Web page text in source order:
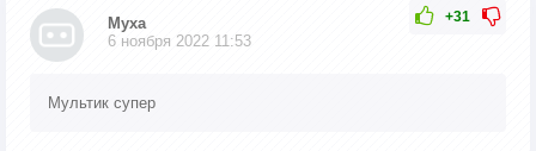
+31
Муха
6 ноября 2022 11:53
Мультик супер